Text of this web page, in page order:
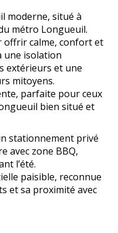
moderne, situé à
métro Longueuil.
offrir calme, confort et
une isolation
extérieurs et une
mitoyens.
parfaite pour ceux
bien situé et
stationnement privé
avec zone BBQ,
l’été.
paisible, reconnue
et sa proximité avec